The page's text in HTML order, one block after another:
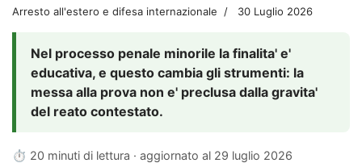
Arresto all'estero e difesa internazionale 30 Luglio 2026
Nel processo penale minorile la finalita' e'
educativa, e questo cambia gli strumenti: la
messa alla prova non e' preclusa dalla gravita'
del reato contestato.
⏱ 20 minuti di lettura · aggiornato al 29 luglio 2026